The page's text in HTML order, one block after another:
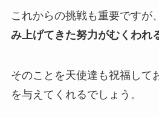
これからの挑戦も重要ですが
み上げてきた努力がむくわれ
そのことを天使達も祝福して
を与えてくれるでしょう。